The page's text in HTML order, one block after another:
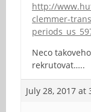
http://
clemmer-
Neco
rekrutovat…..
July 28, 2017 at